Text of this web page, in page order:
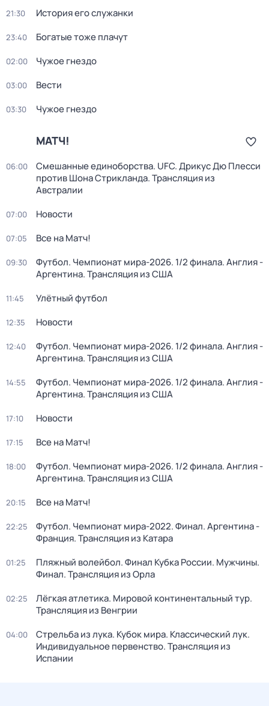
21:30 История его служанки
23:40 Богатые тоже плачут
02:00 Чужое гнездо
03:00 Вести
03:30 Чужое гнездо
МАТЧ!
06:00
Смешанные единоборства. UFC. Дрикус Дю Плесси
против Шона Стрикланда. Трансляция из
Австралии
07:00 Новости
07:05 Все на Матч!
09:30
Футбол. Чемпионат мира-2026. 1/2 финала. Англия -
Аргентина. Трансляция из США
11:45 Улётный футбол
12:35 Новости
12:40
Футбол. Чемпионат мира-2026. 1/2 финала. Англия -
Аргентина. Трансляция из США
14:55
Футбол. Чемпионат мира-2026. 1/2 финала. Англия -
Аргентина. Трансляция из США
17:10 Новости
17:15 Все на Матч!
18:00
Футбол. Чемпионат мира-2026. 1/2 финала. Англия -
Аргентина. Трансляция из США
20:15 Все на Матч!
22:25
Футбол. Чемпионат мира-2022. Финал. Аргентина -
Франция. Трансляция из Катара
01:25
Пляжный волейбол. Финал Кубка России. Мужчины.
Финал. Трансляция из Орла
02:25
Лёгкая атлетика. Мировой континентальный тур.
Трансляция из Венгрии
04:00
Стрельба из лука. Кубок мира. Классический лук.
Индивидуальное первенство. Трансляция из
Испании